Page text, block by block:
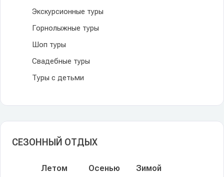
Экскурсионные туры
Горнолыжные туры
Шоп туры
Свадебные туры
Туры с детьми
СЕЗОННЫЙ ОТДЫХ
Летом Осенью Зимой